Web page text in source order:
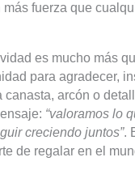
más fuerza que
es mucho más
para agradecer,
canasta, arcón o
“valoramos lo
creciendo juntos”.
de regalar en el